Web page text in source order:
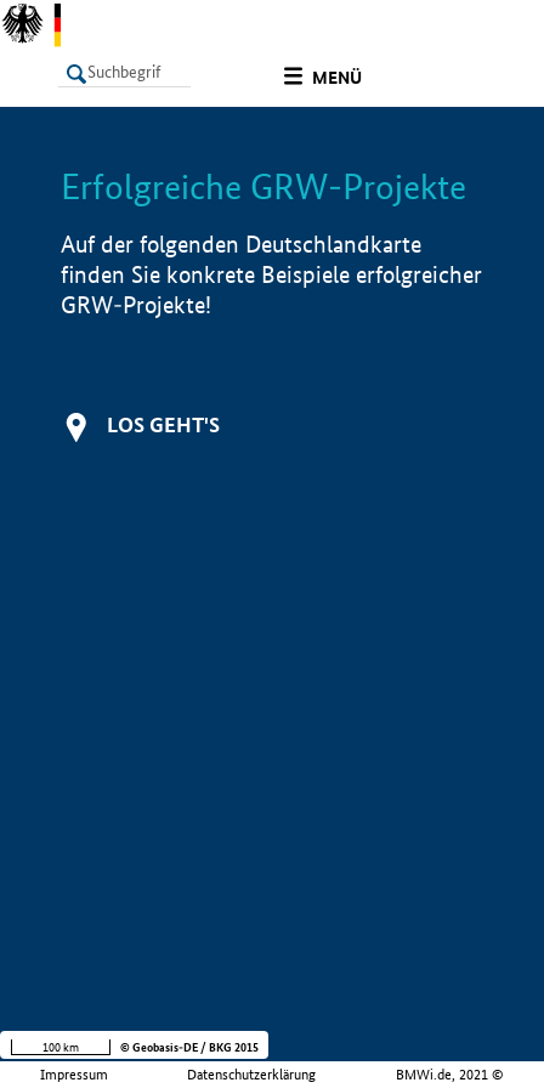
MENÜ
LISTE Info
Erfolgreiche GRW-Projekte
Auf der folgenden Deutschlandkarte
finden Sie konkrete Beispiele erfolgreicher
GRW-Projekte!
LOS GEHT'S
Impressum Datenschutzerklärung BMWi.de, 2021 ©
100 km © Geobasis-DE / BKG 2015